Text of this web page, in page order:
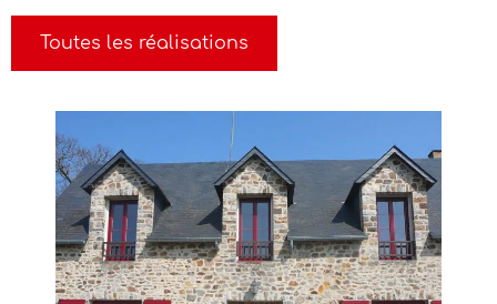
Toutes les réalisations